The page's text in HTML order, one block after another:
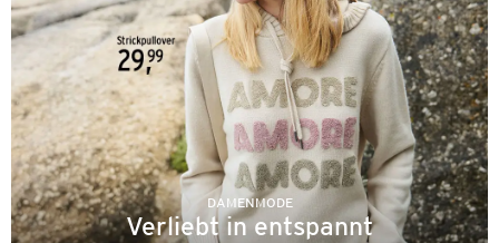
DAMENMODE
Verliebt in entspannt